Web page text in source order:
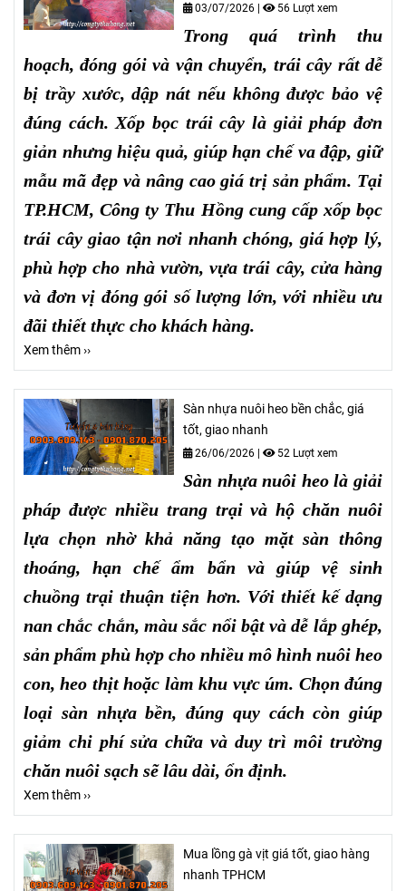
03/07/2026 | 56 Lượt xem
Trong quá trình thu
hoạch, đóng gói và vận chuyển, trái cây rất dễ
bị trầy xước, dập nát nếu không được bảo vệ
đúng cách. Xốp bọc trái cây là giải pháp đơn
giản nhưng hiệu quả, giúp hạn chế va đập, giữ
mẫu mã đẹp và nâng cao giá trị sản phẩm. Tại
TP.HCM, Công ty Thu Hồng cung cấp xốp bọc
trái cây giao tận nơi nhanh chóng, giá hợp lý,
phù hợp cho nhà vườn, vựa trái cây, cửa hàng
và đơn vị đóng gói số lượng lớn, với nhiều ưu
đãi thiết thực cho khách hàng.
Xem thêm ››
Sàn nhựa nuôi heo bền chắc, giá
tốt, giao nhanh
26/06/2026 | 52 Lượt xem
Sàn nhựa nuôi heo là giải
pháp được nhiều trang trại và hộ chăn nuôi
lựa chọn nhờ khả năng tạo mặt sàn thông
thoáng, hạn chế ẩm bẩn và giúp vệ sinh
chuồng trại thuận tiện hơn. Với thiết kế dạng
nan chắc chắn, màu sắc nổi bật và dễ lắp ghép,
sản phẩm phù hợp cho nhiều mô hình nuôi heo
con, heo thịt hoặc làm khu vực úm. Chọn đúng
loại sàn nhựa bền, đúng quy cách còn giúp
giảm chi phí sửa chữa và duy trì môi trường
chăn nuôi sạch sẽ lâu dài, ổn định.
Xem thêm ››
Mua lồng gà vịt giá tốt, giao hàng
nhanh TPHCM